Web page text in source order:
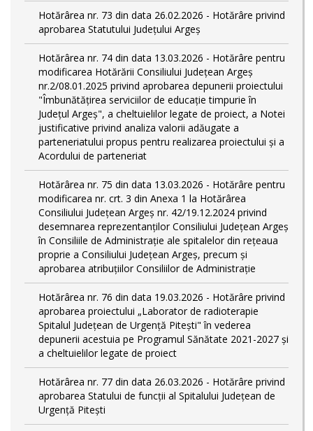
Hotărârea nr. 73 din data 26.02.2026 - Hotărâre privind
aprobarea Statutului Județului Argeș
Hotărârea nr. 74 din data 13.03.2026 - Hotărâre pentru
modificarea Hotărării Consiliului Județean Argeș
nr.2/08.01.2025 privind aprobarea depunerii proiectului
"Îmbunătățirea serviciilor de educație timpurie în
Județul Argeș", a cheltuielilor legate de proiect, a Notei
justificative privind analiza valorii adăugate a
parteneriatului propus pentru realizarea proiectului și a
Acordului de parteneriat
Hotărârea nr. 75 din data 13.03.2026 - Hotărâre pentru
modificarea nr. crt. 3 din Anexa 1 la Hotărârea
Consiliului Județean Argeș nr. 42/19.12.2024 privind
desemnarea reprezentanților Consiliului Județean Argeș
în Consiliile de Administrație ale spitalelor din rețeaua
proprie a Consiliului Județean Argeș, precum și
aprobarea atribuțiilor Consiliilor de Administrație
Hotărârea nr. 76 din data 19.03.2026 - Hotărâre privind
aprobarea proiectului „Laborator de radioterapie
Spitalul Județean de Urgență Pitești" în vederea
depunerii acestuia pe Programul Sănătate 2021-2027 și
a cheltuielilor legate de proiect
Hotărârea nr. 77 din data 26.03.2026 - Hotărâre privind
aprobarea Statului de funcții al Spitalului Județean de
Urgență Pitești